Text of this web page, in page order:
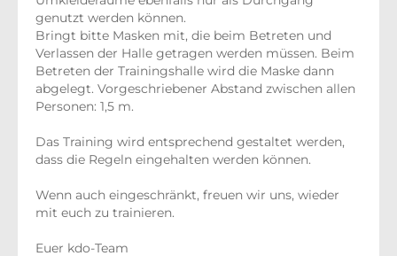
genutzt werden können.
Bringt bitte Masken mit, die beim Betreten und
Verlassen der Halle getragen werden müssen. Beim
Betreten der Trainingshalle wird die Maske dann
abgelegt. Vorgeschriebener Abstand zwischen allen
Personen: 1,5 m.
Das Training wird entsprechend gestaltet werden,
dass die Regeln eingehalten werden können.
Wenn auch eingeschränkt, freuen wir uns, wieder
mit euch zu trainieren.
Euer kdo-Team